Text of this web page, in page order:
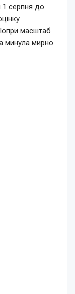
1 серпня до
Попри масштаб
минула мирно.